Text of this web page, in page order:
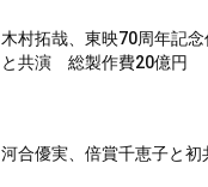
木村拓哉、東映70周年記
と共演 総製作費20億円
河合優実、倍賞千恵子と初